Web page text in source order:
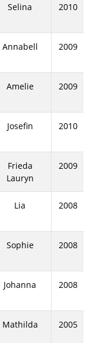
Selina 2010
Annabell 2009
Amelie 2009
Josefin 2010
Frieda
Lauryn
2009
Lia 2008
Sophie 2008
Johanna 2008
Mathilda 2005